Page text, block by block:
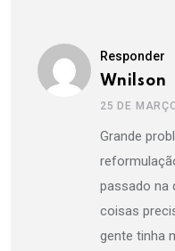
Responder
Wnilson
25 DE
Grande
passado na
coisas
gente tinha